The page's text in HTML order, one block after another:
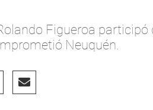
Figueroa
Neuquén.